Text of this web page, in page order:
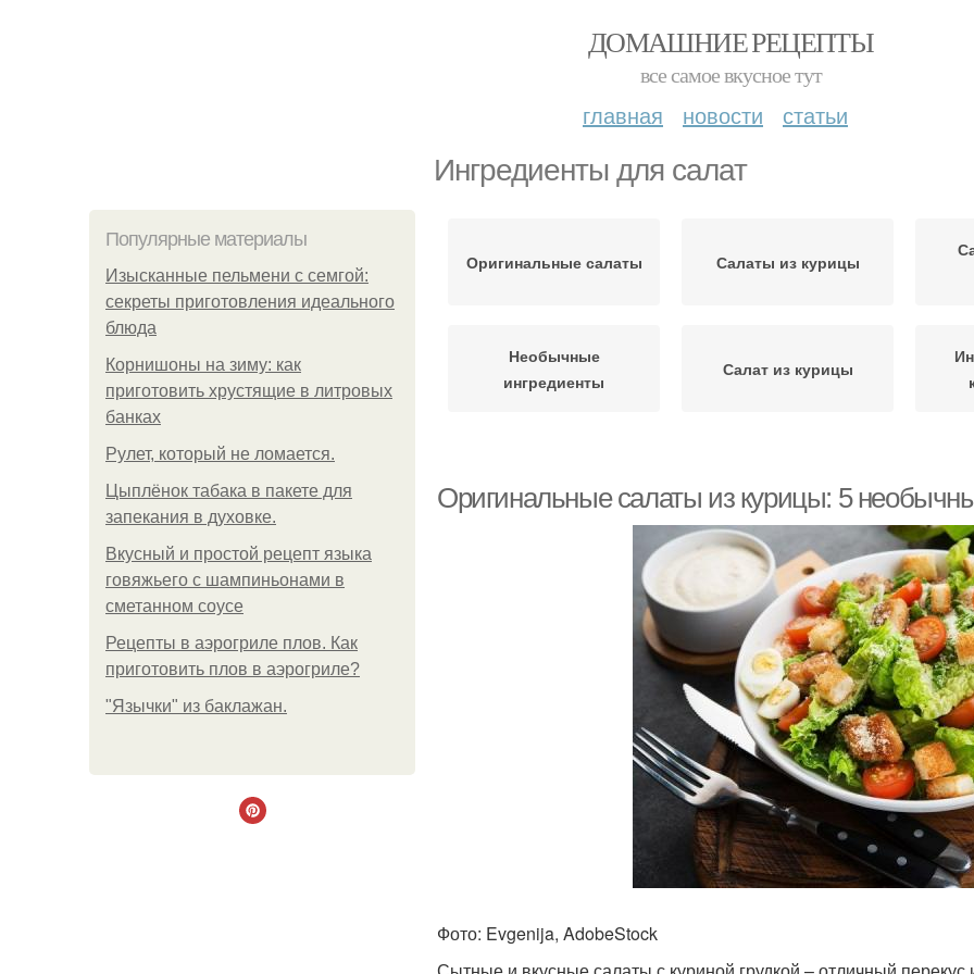
ДОМАШНИЕ РЕЦЕПТЫ
все самое вкусное тут
главная новости статьи
Ингредиенты для салат
Популярные материалы
Изысканные пельмени с семгой:
секреты приготовления идеального
блюда
Корнишоны на зиму: как
приготовить хрустящие в литровых
банках
Рулет, который не ломается.
Цыплёнок табака в пакете для
запекания в духовке.
Вкусный и простой рецепт языка
говяжьего с шампиньонами в
сметанном соусе
Рецепты в аэрогриле плов. Как
приготовить плов в аэрогриле?
"Язычки" из баклажан.
Оригинальные салаты Салаты из курицы
Необычные
ингредиенты
Салат из курицы
Салат с тунцом
Салат из сердца
Салат с корейской
морковью
Оригинальные салаты из курицы: 5
Фото: Evgenija, AdobeStock